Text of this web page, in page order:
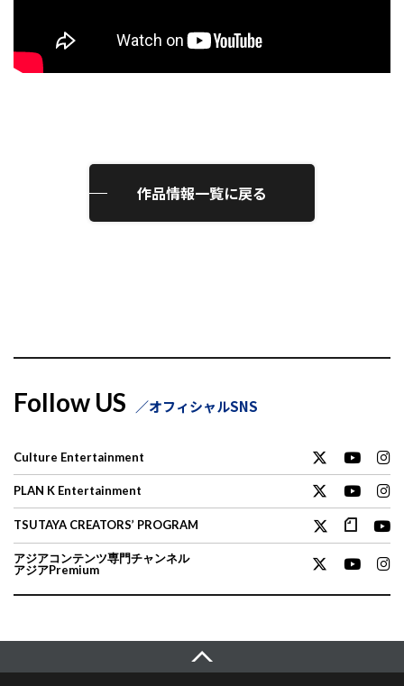
作品情報一覧に戻る
Follow US オフィシャルSNS
Culture Entertainment
PLAN K Entertainment
TSUTAYA CREATORS’ PROGRAM
アジアコンテンツ専門チャンネル
アジアPremium